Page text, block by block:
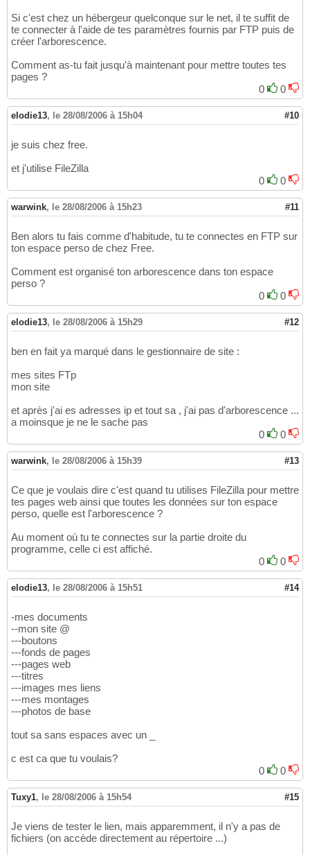
Si c'est chez un hébergeur quelconque sur le net, il te suffit de
te connecter à l'aide de tes paramètres fournis par FTP puis de
créer l'arborescence.
Comment as-tu fait jusqu'à maintenant pour mettre toutes tes
pages ?
0
0
elodie13, le 28/08/2006 à 15h04 #10
je suis chez free.
et j'utilise FileZilla
0
0
warwink, le 28/08/2006 à 15h23 #11
Ben alors tu fais comme d'habitude, tu te connectes en FTP sur
ton espace perso de chez Free.
Comment est organisé ton arborescence dans ton espace
perso ?
0
0
elodie13, le 28/08/2006 à 15h29 #12
ben en fait ya marqué dans le gestionnaire de site :
mes sites FTp
mon site
et après j'ai es adresses ip et tout sa , j'ai pas d'arborescence ...
a moinsque je ne le sache pas
0
0
warwink, le 28/08/2006 à 15h39 #13
Ce que je voulais dire c'est quand tu utilises FileZilla pour mettre
tes pages web ainsi que toutes les données sur ton espace
perso, quelle est l'arborescence ?
Au moment où tu te connectes sur la partie droite du
programme, celle ci est affiché.
0
0
elodie13, le 28/08/2006 à 15h51 #14
-mes documents
--mon site @
---boutons
---fonds de pages
---pages web
---titres
---images mes liens
---mes montages
---photos de base
tout sa sans espaces avec un _
c est ca que tu voulais?
0
0
Tuxy1, le 28/08/2006 à 15h54 #15
Je viens de tester le lien, mais apparemment, il n'y a pas de
fichiers (on accède directement au répertoire ...)